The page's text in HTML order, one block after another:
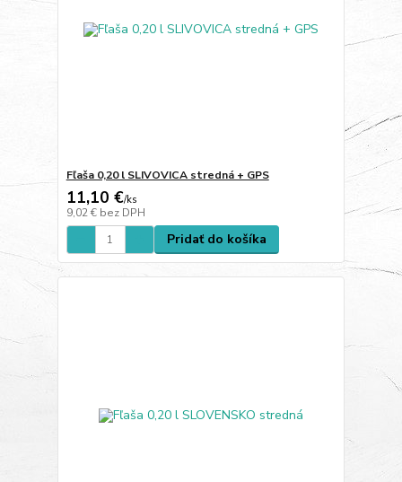
Fľaša 0,20 l SLIVOVICA stredná + GPS
11,10 €/ks
9,02 € bez DPH
Pridať do košíka